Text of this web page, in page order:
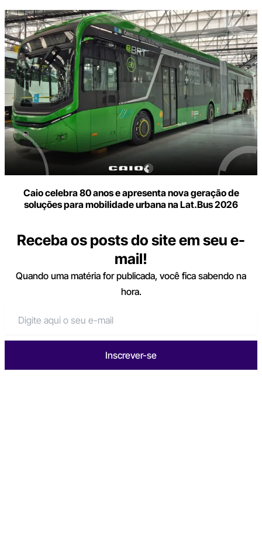
Caio celebra 80 anos e apresenta nova geração de
soluções para mobilidade urbana na Lat.Bus 2026
Receba os posts do site em seu e-
mail!
Quando uma matéria for publicada, você fica sabendo na
hora.
Inscrever-se